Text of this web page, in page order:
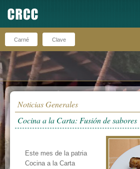
Recuérdeme
Noticias Generales
Cocina a la Carta: Fusión de sabores
Este mes de la patria
Cocina a la Carta